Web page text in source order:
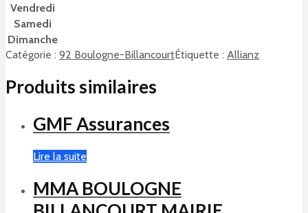
Vendredi
Samedi
Dimanche
Catégorie : 92 Boulogne-BillancourtÉtiquette : Allianz
Produits similaires
GMF Assurances
Lire la suite
MMA BOULOGNE